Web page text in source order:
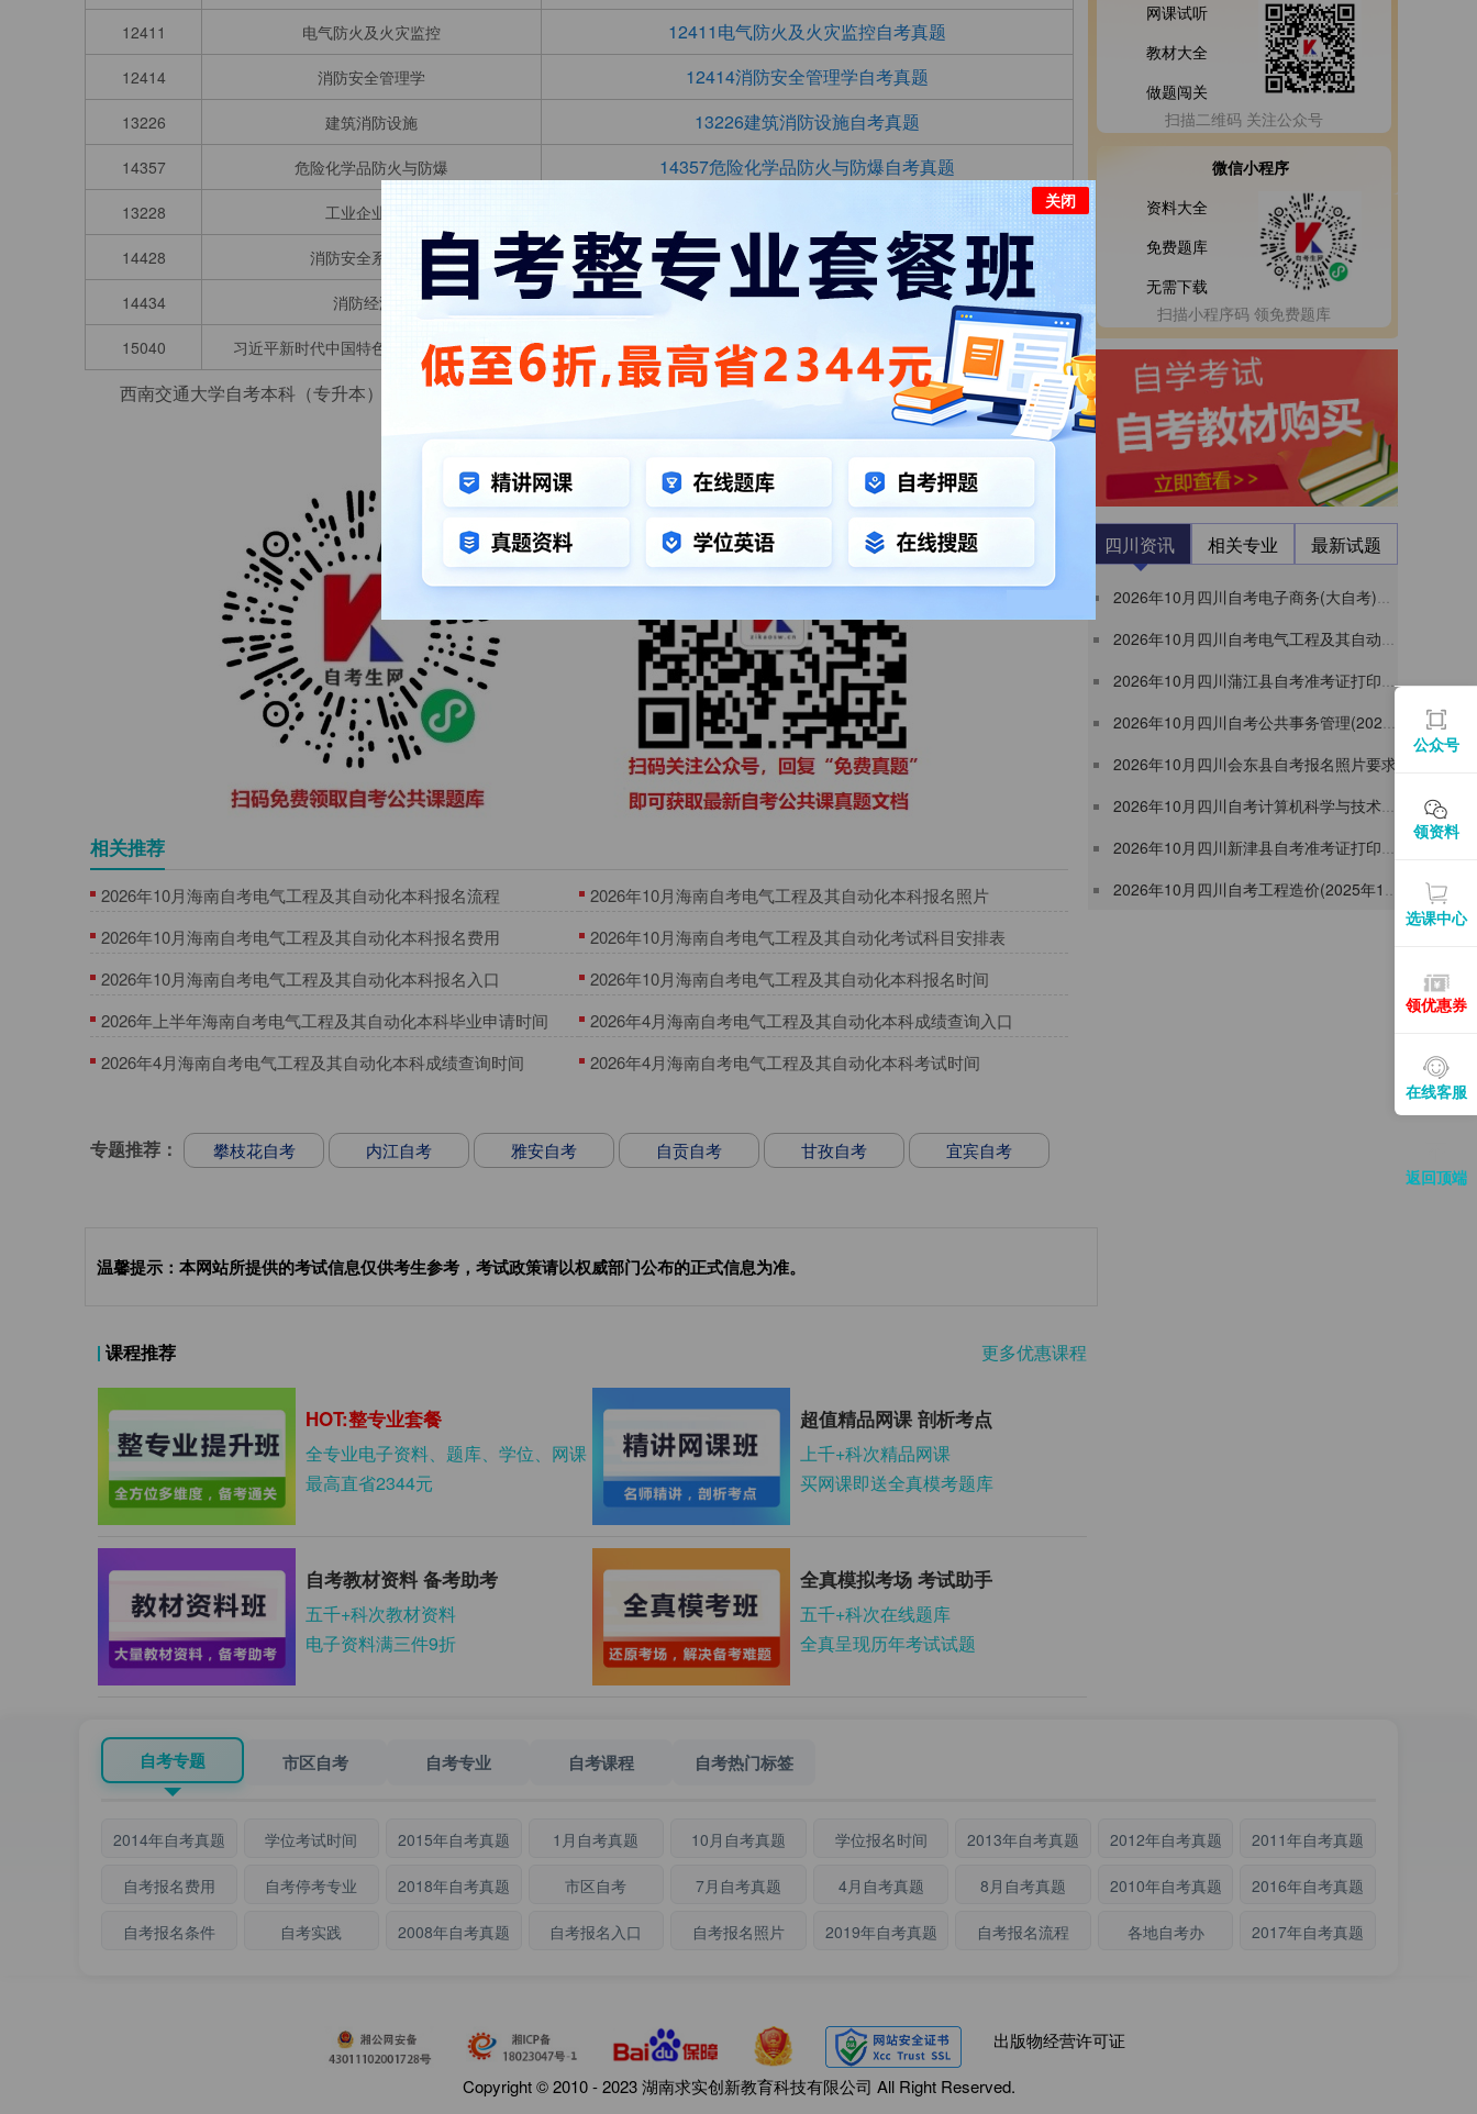
12411 电气防火及火灾监控 12411电气防火及火灾监控自考真题
12414 消防安全管理学 12414消防安全管理学自考真题
13226 建筑消防设施 13226建筑消防设施自考真题
14357 危险化学品防火与防爆 14357危险化学品防火与防爆自考真题
13228 工业企业防火
14428 消防安全系统工程 14428消防安全系统工程自考真题
14434 消防经济学 14434消防经济学自考真题
15040 习近平新时代中国特色社会主义思想概论
15040习近平新时代中国特色社会主义思想概论自考真题
西南交通大学自考本科（专升本）消防工程更多考试资料可点此查看： 四川消防工程本科自考资料
相关推荐
2026年10月海南自考电气工程及其自动化本科报名流程
2026年10月海南自考电气工程及其自动化本科报名照片
2026年10月海南自考电气工程及其自动化本科报名费用
2026年10月海南自考电气工程及其自动化考试科目安排表
（080601专升本/助学单位考生）
2026年10月海南自考电气工程及其自动化本科报名入口
2026年10月海南自考电气工程及其自动化本科报名时间
2026年上半年海南自考电气工程及其自动化本科毕业申请时间
2026年4月海南自考电气工程及其自动化本科成绩查询入口
2026年4月海南自考电气工程及其自动化本科成绩查询时间
2026年4月海南自考电气工程及其自动化本科考试时间
专题推荐： 攀枝花自考 内江自考 雅安自考 自贡自考 甘孜自考 宜宾自考
温馨提示：本网站所提供的考试信息仅供考生参考，考试政策请以权威部门公布的正式信息为准。
更多优惠课程
课程推荐
HOT:整专业套餐
全专业电子资料、题库、学位、网课
最高直省2344元
超值精品网课 剖析考点
上千+科次精品网课
买网课即送全真模考题库
自考教材资料 备考助考
五千+科次教材资料
电子资料满三件9折
全真模拟考场 考试助手
五千+科次在线题库
全真呈现历年考试试题
网课试听
教材大全
做题闯关
扫描二维码 关注公众号
微信小程序
资料大全
免费题库
无需下载
扫描小程序码 领免费题库
四川资讯 相关专业 最新试题
2026年10月四川自考电子商务(大自考)本科成绩查询时间
2026年10月四川自考电气工程及其自动化(大自考)本科成绩查询入口
2026年10月四川蒲江县自考准考证打印入口
2026年10月四川自考公共事务管理(2025年10月启用)专科报名注册流程
2026年10月四川会东县自考报名照片要求
2026年10月四川自考计算机科学与技术(大自考)本科成绩查询入口
2026年10月四川新津县自考准考证打印入口
2026年10月四川自考工程造价(2025年10月启用)本科报名注册流程
自考专题 市区自考 自考专业 自考课程 自考热门标签
2014年自考真题 学位考试时间 2015年自考真题 1月自考真题 10月自考真题 学位报名时间 2013年自考真题 2012年自考真题 2011年自考真题
自考报名费用 自考停考专业 2018年自考真题 市区自考 7月自考真题 4月自考真题 8月自考真题 2010年自考真题 2016年自考真题
自考报名条件 自考实践 2008年自考真题 自考报名入口 自考报名照片 2019年自考真题 自考报名流程 各地自考办 2017年自考真题
关闭
公众号
领资料
选课中心
领优惠券
在线客服
返回顶端
出版物经营许可证
Copyright © 2010 - 2023 湖南求实创新教育科技有限公司 All Right Reserved.